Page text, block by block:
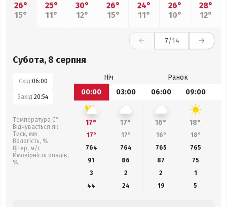
26°
15°
25°
11°
30°
12°
26°
15°
24°
11°
26°
10°
28°
12°
7/14
Субота, 8 серпня
Схід:06:00
Захід:20:54
Температура С°
Відчувається як
Тиск, мм
Вологість, %
Вітер, м/с
Ймовірність опадів,
%
Ніч
Ранок
00:00
03:00 06:00 09:00
17° 17° 16° 18°
17° 17° 16° 18°
764
764 765 765
91
86 87 75
3
2 2
1
44
24 19 5